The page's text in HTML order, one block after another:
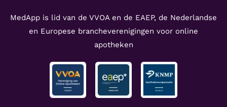
MedApp is lid van de VVOA en de EAEP, de Nederlandse
en Europese brancheverenigingen voor online
apotheken